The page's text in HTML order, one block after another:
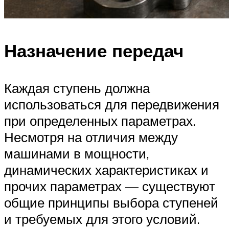
Назначение передач
Каждая ступень должна
использоваться для передвижения
при определенных параметрах.
Несмотря на отличия между
машинами в мощности,
динамических характеристиках и
прочих параметрах — существуют
общие принципы выбора ступеней
и требуемых для этого условий.